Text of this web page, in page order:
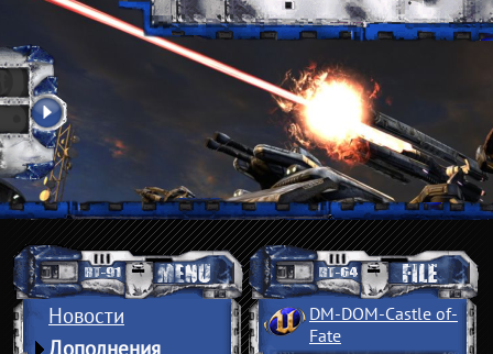
Новости
Дополнения
DM-DOM-Castle of­
Fate